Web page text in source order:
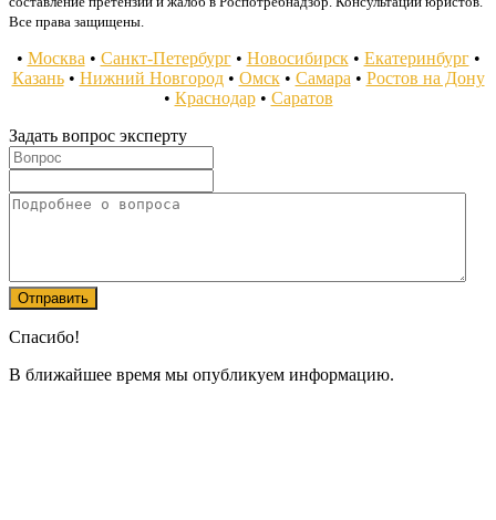
Все права защищены.
• Москва • Санкт-Петербург• Новосибирск• Екатеринбург•
Казань• Нижний Новгород• Омск• Самара • Ростов на Дону
• Краснодар• Саратов
Задать вопрос эксперту
Спасибо!
В ближайшее время мы опубликуем информацию.